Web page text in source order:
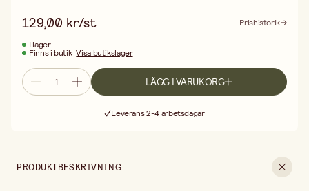
Broderigarn i vackra färger
Broderinål
En rund broderiram i trä (10 cm i diameter) som både används vid
broderingen och fungerar som en fin inramning när ditt verk är
klart
Instruktioner med illustrerade steg-för-steg-bilder och engelsk
text
dekoration att hänga på väggen, ge bort som gåva eller använda
129,00 kr/st
Prishistorik
I lager
Finns i butik Visa butikslager
LÄGG I VARUKORG
Leverans 2-4 arbetsdagar
PRODUKTBESKRIVNING